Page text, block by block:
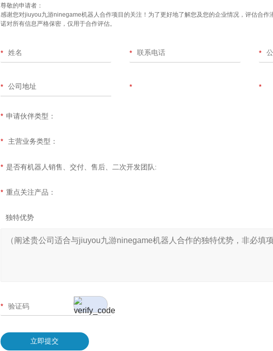
尊敬的申请者：
感谢您对jiuyou九游ninegame机器人合作项目的关注！为了更好地了解您及您的企业情况，评估合作
诺对所有信息严格保密，仅用于合作评估。
* * *
* 公司地址 * *
* 申请伙伴类型：
* 主营业务类型：
* 是否有机器人销售、交付、售后、二次开发团队:
* 重点关注产品：
独特优势
*
立即提交